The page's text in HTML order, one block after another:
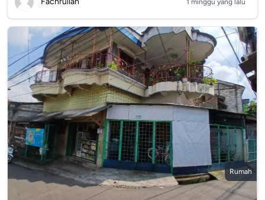
1 minggu yang lalu
Rumah